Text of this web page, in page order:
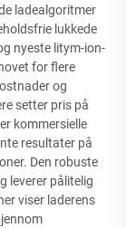
ladealgoritmer
lukkede
nyeste litym-ion-
for flere
og
setter pris på
kommersielle
resultater på
Den robuste
leverer pålitelig
viser laderens